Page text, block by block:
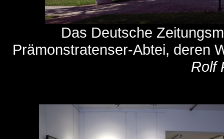
Das Deutsche
Prämonstratenser-Abtei, deren
Rolf